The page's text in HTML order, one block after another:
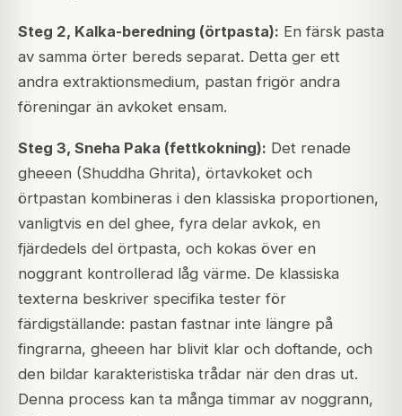
Steg 2, Kalka-beredning (örtpasta): En färsk pasta
av samma örter bereds separat. Detta ger ett
andra extraktionsmedium, pastan frigör andra
föreningar än avkoket ensam.
Steg 3, Sneha Paka (fettkokning): Det renade
gheeen (Shuddha Ghrita), örtavkoket och
örtpastan kombineras i den klassiska proportionen,
vanligtvis en del ghee, fyra delar avkok, en
fjärdedels del örtpasta, och kokas över en
noggrant kontrollerad låg värme. De klassiska
texterna beskriver specifika tester för
färdigställande: pastan fastnar inte längre på
fingrarna, gheeen har blivit klar och doftande, och
den bildar karakteristiska trådar när den dras ut.
Denna process kan ta många timmar av noggrann,